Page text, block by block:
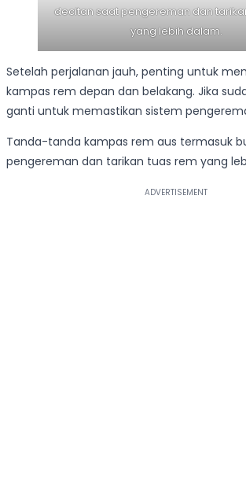
decitan saat pengereman dan
yang lebih dalam.
Setelah perjalanan jauh, penting untuk
kampas rem depan dan belakang. Jika
ganti untuk memastikan sistem
Tanda-tanda kampas rem aus termasuk
pengereman dan tarikan tuas rem yang